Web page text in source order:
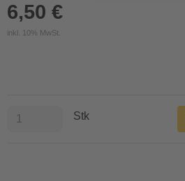
6,50 €
inkl. 10% MwSt.
Stk